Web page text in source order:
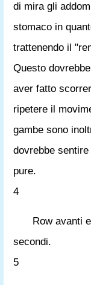
di mira gli
stomaco in
trattenendo il
Questo
aver fatto
ripetere il
gambe sono
dovrebbe
pure.
4
Row avanti
secondi.
5